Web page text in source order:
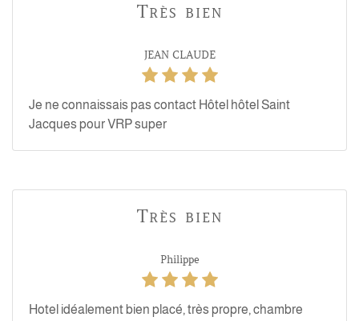
Très bien
JEAN CLAUDE
Je ne connaissais pas contact Hôtel hôtel Saint
Jacques pour VRP super
Très bien
Philippe
Hotel idéalement bien placé, très propre, chambre